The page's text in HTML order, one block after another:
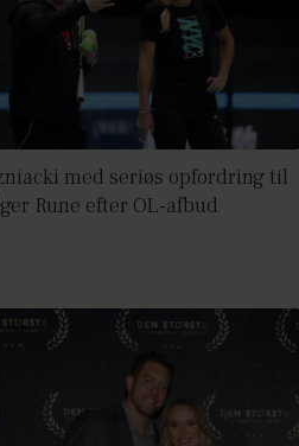
med seriøs opfordring til
Rune efter OL-afbud